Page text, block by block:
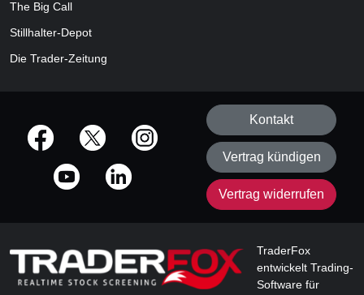
The Big Call
Stillhalter-Depot
Die Trader-Zeitung
offizielle Social Media-Accounts
Kontakt
Vertrag kündigen
Vertrag widerrufen
TraderFox
entwickelt Trading-
Software für